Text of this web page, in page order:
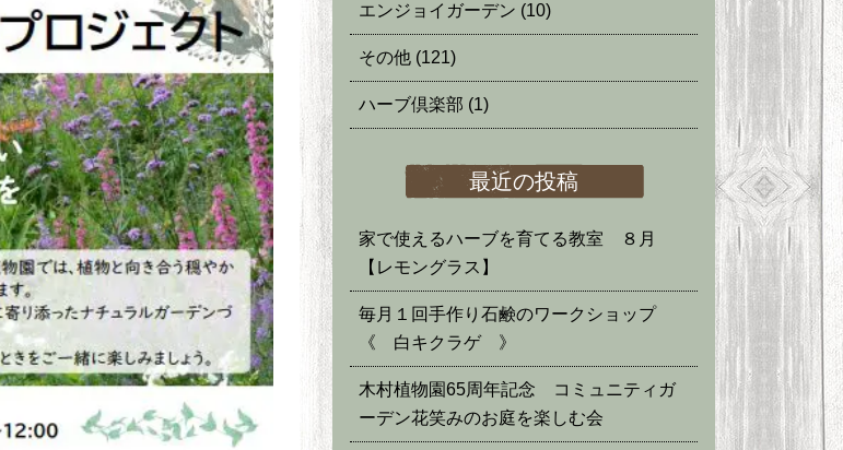
エンジョイガーデン (10)
その他 (121)
ハーブ倶楽部 (1)
最近の投稿
家で使えるハーブを育てる教室 ８月
【レモングラス】
毎月１回手作り石鹸のワークショップ
《 白キクラゲ 》
木村植物園65周年記念 コミュニティガ
ーデン花笑みのお庭を楽しむ会